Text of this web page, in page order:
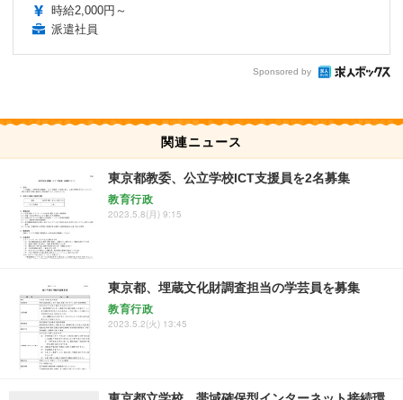
時給2,000円～
派遣社員
Sponsored by
関連ニュース
東京都教委、公立学校ICT支援員を2名募集
教育行政
2023.5.8(月) 9:15
東京都、埋蔵文化財調査担当の学芸員を募集
教育行政
2023.5.2(火) 13:45